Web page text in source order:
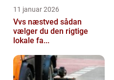
11 januar 2026
Vvs næstved sådan
vælger du den rigtige
lokale fa...